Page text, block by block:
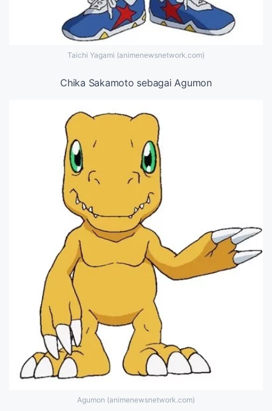
Taichi Yagami (animenewsnetwork.com)
Chika Sakamoto sebagai Agumon
Agumon (animenewsnetwork.com)